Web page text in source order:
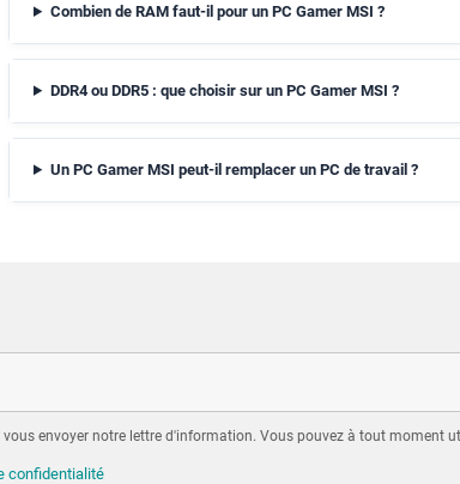
Combien de RAM faut-il pour un PC Gamer MSI ?
DDR4 ou DDR5 : que choisir sur un PC Gamer MSI ?
Un PC Gamer MSI peut-il remplacer un PC de travail ?
envoyer notre lettre d'information. Vous pouvez à tout moment
confidentialité